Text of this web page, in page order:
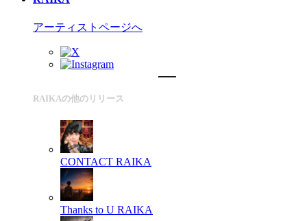
アーティストページへ
RAIKAの他のリリース
CONTACT RAIKA
Thanks to U RAIKA